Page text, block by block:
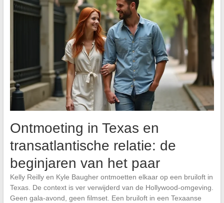
Ontmoeting in Texas en
transatlantische relatie: de
beginjaren van het paar
Kelly Reilly en Kyle Baugher ontmoetten elkaar op een bruiloft in
Texas. De context is ver verwijderd van de Hollywood-omgeving.
Geen gala-avond, geen filmset. Een bruiloft in een Texaanse